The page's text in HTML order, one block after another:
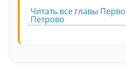
Читать все главы
Петрово